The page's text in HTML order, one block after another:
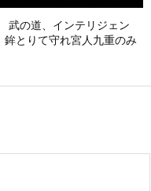
の道、インテリジェン
とりて守れ宮人九重のみ